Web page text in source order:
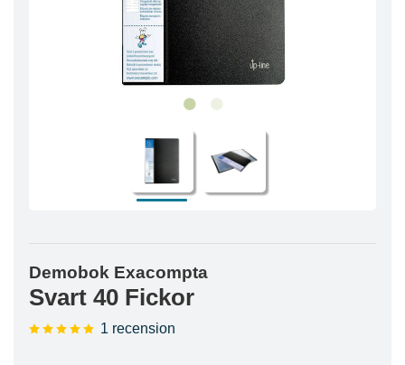
Demobok Exacompta
Svart 40 Fickor
1 recension